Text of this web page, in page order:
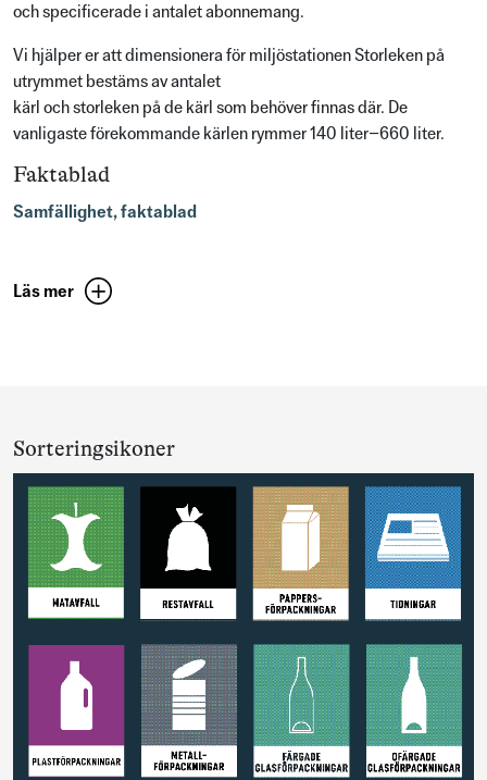
och specificerade i antalet abonnemang.
Vi hjälper er att dimensionera för miljöstationen Storleken på
utrymmet bestäms av antalet
kärl och storleken på de kärl som behöver finnas där. De
vanligaste förekommande kärlen rymmer 140 liter–660 liter.
Faktablad
Samfällighet, faktablad
Läs mer
Sorteringsikoner